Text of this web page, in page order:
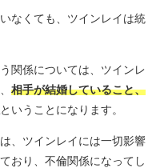
なくても、ツインレイは統
関係については、ツインレ
相手が結婚していること、
ということになります。
、ツインレイには一切影響
おり、不倫関係になってし